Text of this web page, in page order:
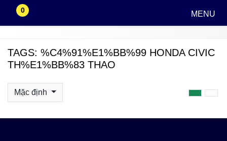
0 MENU
TAGS: %C4%91%E1%BB%99 HONDA CIVIC
TH%E1%BB%83 THAO
Mặc định